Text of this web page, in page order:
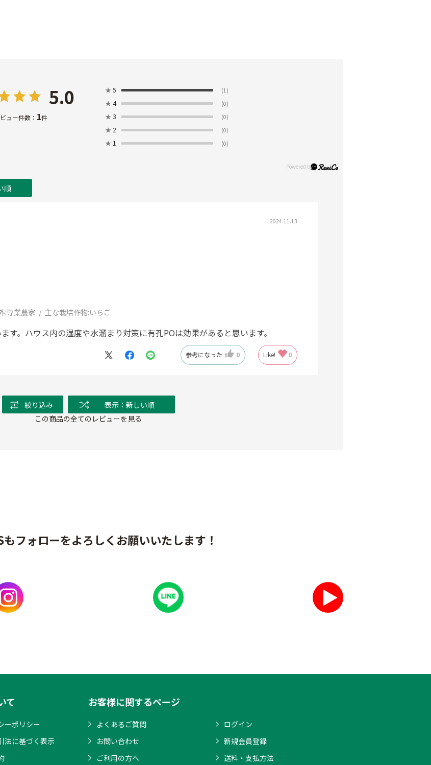
5.0
ュー件数： 1件
★ 5 (1)
★ 4 (0)
★ 3 (0)
★ 2 (0)
★ 1 (0)
順
2024.11.13
:専業農家 主な栽培作物:いちご
す。ハウス内の湿度や水溜まり対策に有孔POは効果があると思います。
参考になった 0 Like! 0
絞り込み
表示：新しい順
この商品の全てのレビューを見る
もフォローをよろしくお願いいたします！
て
ーポリシー
法に基づく表示
お客様に関するページ
よくあるご質問
お問い合わせ
ご利用の方へ
ログイン
新規会員登録
送料・支払方法